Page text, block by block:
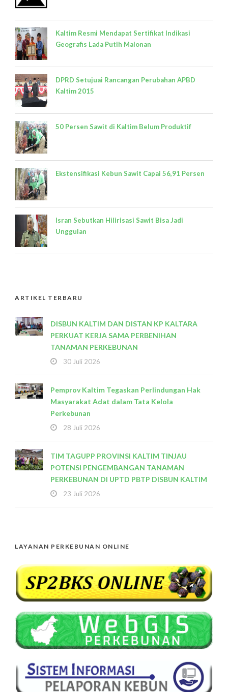
Kaltim Resmi Mendapat Sertifikat Indikasi
Geografis Lada Putih Malonan
DPRD Setujuai Rancangan Perubahan APBD
Kaltim 2015
50 Persen Sawit di Kaltim Belum Produktif
Ekstensifikasi Kebun Sawit Capai 56,91 Persen
Isran Sebutkan Hilirisasi Sawit Bisa Jadi
Unggulan
ARTIKEL TERBARU
DISBUN KALTIM DAN DISTAN KP KALTARA
PERKUAT KERJA SAMA PERBENIHAN
TANAMAN PERKEBUNAN
30 Juli 2026
Pemprov Kaltim Tegaskan Perlindungan Hak
Masyarakat Adat dalam Tata Kelola
Perkebunan
28 Juli 2026
TIM TAGUPP PROVINSI KALTIM TINJAU
POTENSI PENGEMBANGAN TANAMAN
PERKEBUNAN DI UPTD PBTP DISBUN KALTIM
23 Juli 2026
LAYANAN PERKEBUNAN ONLINE